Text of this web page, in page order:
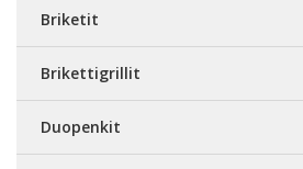
Briketit
Brikettigrillit
Duopenkit